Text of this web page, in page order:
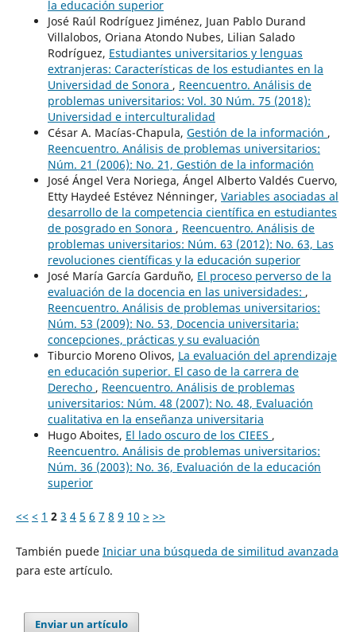
la educación superior
José Raúl Rodríguez Jiménez, Juan Pablo Durand
Villalobos, Oriana Atondo Nubes, Lilian Salado
Rodríguez, Estudiantes universitarios y lenguas
extranjeras: Características de los estudiantes en la
Universidad de Sonora , Reencuentro. Análisis de
problemas universitarios: Vol. 30 Núm. 75 (2018):
Universidad e interculturalidad
César A. Macías-Chapula, Gestión de la información ,
Reencuentro. Análisis de problemas universitarios:
Núm. 21 (2006): No. 21, Gestión de la información
José Ángel Vera Noriega, Ángel Alberto Valdés Cuervo,
Etty Haydeé Estévez Nénninger, Variables asociadas al
desarrollo de la competencia científica en estudiantes
de posgrado en Sonora , Reencuentro. Análisis de
problemas universitarios: Núm. 63 (2012): No. 63, Las
revoluciones científicas y la educación superior
José María García Garduño, El proceso perverso de la
evaluación de la docencia en las universidades: ,
Reencuentro. Análisis de problemas universitarios:
Núm. 53 (2009): No. 53, Docencia universitaria:
concepciones, prácticas y su evaluación
Tiburcio Moreno Olivos, La evaluación del aprendizaje
en educación superior. El caso de la carrera de
Derecho , Reencuentro. Análisis de problemas
universitarios: Núm. 48 (2007): No. 48, Evaluación
cualitativa en la enseñanza universitaria
Hugo Aboites, El lado oscuro de los CIEES ,
Reencuentro. Análisis de problemas universitarios:
Núm. 36 (2003): No. 36, Evaluación de la educación
superior
<< < 1 2 3 4 5 6 7 8 9 10 > >>
También puede Iniciar una búsqueda de similitud avanzada
para este artículo.
Enviar un artículo